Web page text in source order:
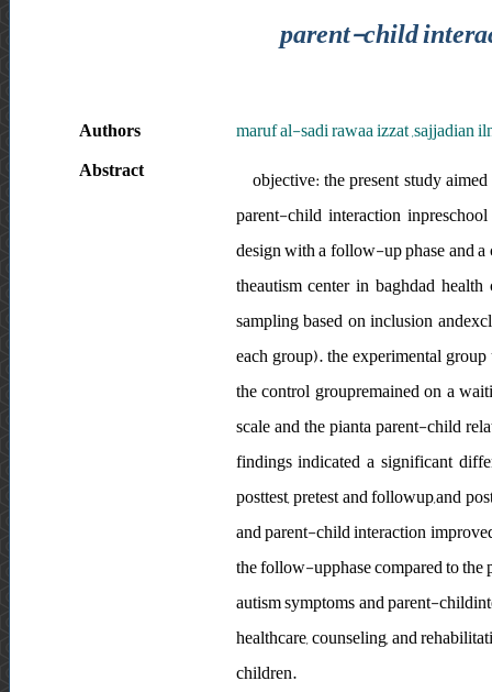
parent-child
Authors
maruf al-sadi rawaa izzat ,sajjadian
Abstract
objective: the present study
parent-child interaction
design with a follow-up phase and
theautism center in baghdad
sampling based on inclusion
each group). the experimental
the control groupremained on a
scale and the pianta parent-child
findings indicated a significant
posttest, pretest and followup,and
and parent-child interaction
the follow-upphase compared to the
autism symptoms and parent-
healthcare, counseling, and
children.